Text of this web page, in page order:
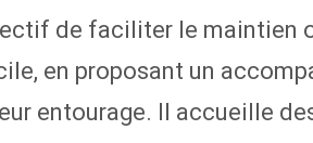
de faciliter le maintien
en proposant un
entourage. Il accueille